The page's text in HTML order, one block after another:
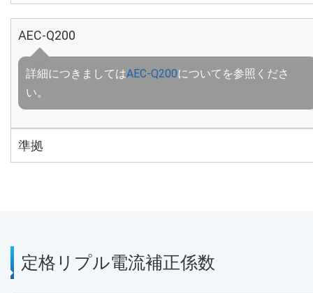
AEC-Q200
詳細につきましてはAEC-Q200についてを参照くださ
い。
準拠
定格リプル電流補正係数